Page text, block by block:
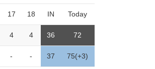
17 18 IN Today
4 4 36 72
- - 37 75(+3)